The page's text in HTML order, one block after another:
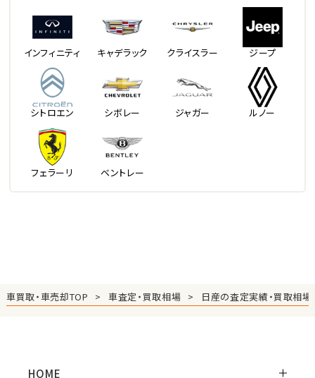
インフィニティ キャデラック クライスラー ジープ
シトロエン シボレー ジャガー ルノー
フェラーリ ベントレー
車買取・車売却TOP 車査定・買取相場 日産の査定実績・買取相場
HOME